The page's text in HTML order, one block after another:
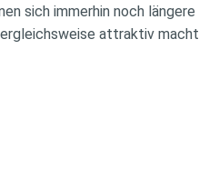
sich immerhin noch längere
attraktiv